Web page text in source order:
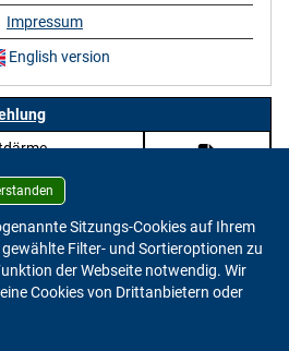
Impressum
English version
Sitzungs-Cookies auf Ihrem
Filter- und Sortieroptionen zu
der Webseite notwendig. Wir
Cookies von Drittanbietern oder